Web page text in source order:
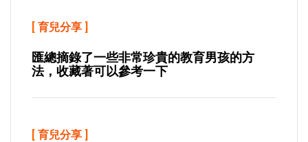
[ 育兒分享 ]
匯總摘錄了一些非常珍貴的教育男孩的方
法，收藏著可以參考一下
[ 育兒分享 ]